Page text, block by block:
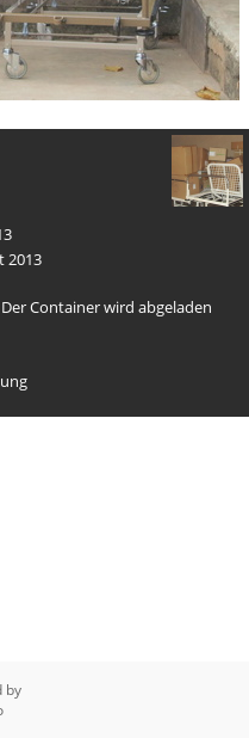
2013
Der Container wird abgeladen
by